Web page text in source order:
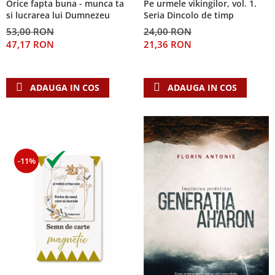
Despre afaceri
Dezvoltare personala
Leadership
Mediu
Orice fapta buna - munca ta
si lucrarea lui Dumnezeu
53,00 RON
47,17 RON
ADAUGA IN COS
Pe urmele vikingilor, vol. 1.
Seria Dincolo de timp
24,00 RON
21,36 RON
ADAUGA IN COS
-11%